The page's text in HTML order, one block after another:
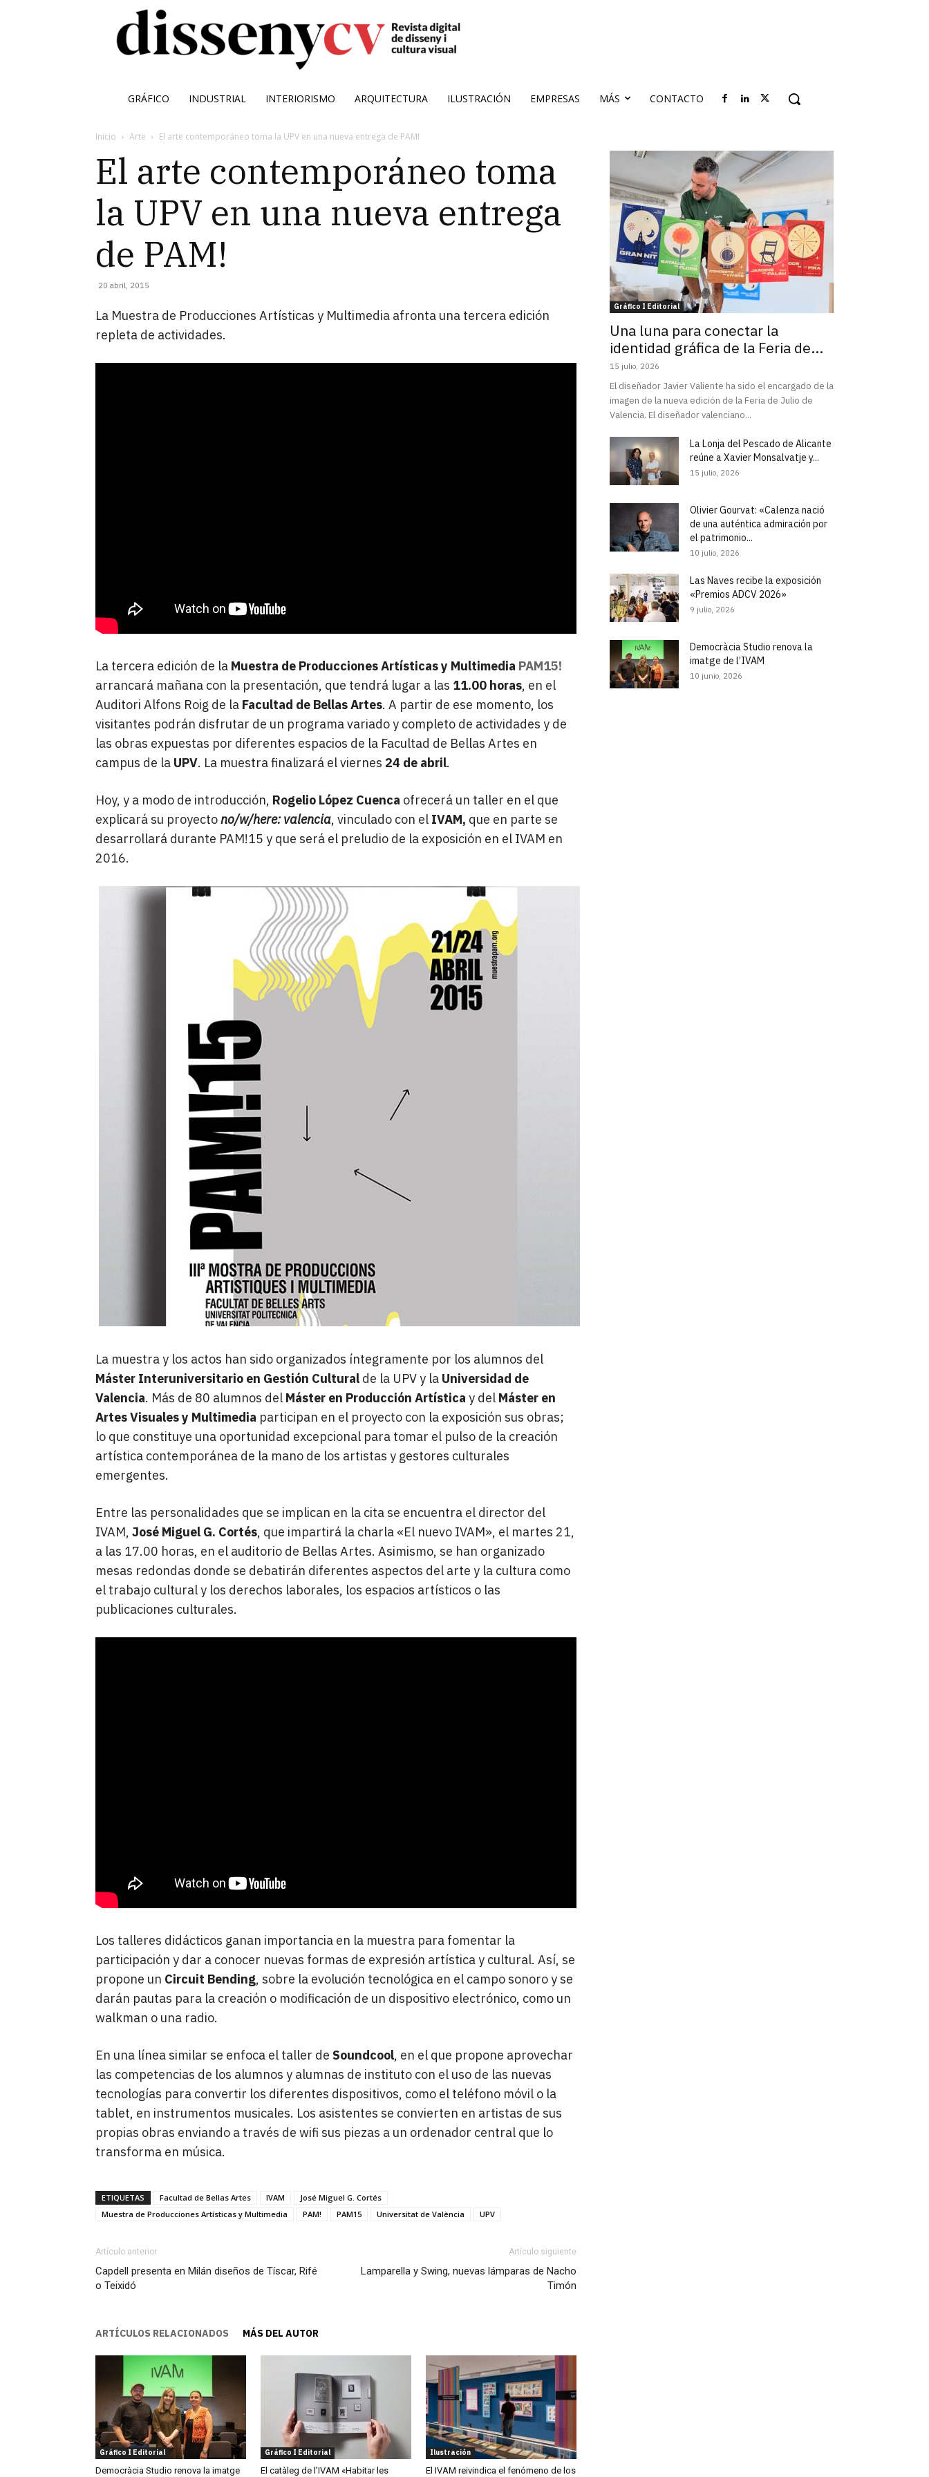
GRÁFICO INDUSTRIAL INTERIORISMO ARQUITECTURA ILUSTRACIÓN EMPRESAS MÁS CONTACTO
Inicio Arte El arte contemporáneo toma la UPV en una nueva entrega de PAM!
El arte contemporáneo toma
la UPV en una nueva entrega
de PAM!
20 abril, 2015
La Muestra de Producciones Artísticas y Multimedia afronta una tercera edición
repleta de actividades.
La tercera edición de la Muestra de Producciones Artísticas y Multimedia PAM15!
arrancará mañana con la presentación, que tendrá lugar a las 11.00 horas, en el
Auditori Alfons Roig de la Facultad de Bellas Artes. A partir de ese momento, los
visitantes podrán disfrutar de un programa variado y completo de actividades y de
las obras expuestas por diferentes espacios de la Facultad de Bellas Artes en
campus de la UPV. La muestra finalizará el viernes 24 de abril.
Hoy, y a modo de introducción, Rogelio López Cuenca ofrecerá un taller en el que
explicará su proyectono/w/here: valencia, vinculado con el IVAM, que en parte se
desarrollará durante PAM!15 y que será el preludio de la exposición en el IVAM en
2016.
La muestra y los actos han sido organizados íntegramente por los alumnos del
Máster Interuniversitario en Gestión Cultural de la UPV y la Universidad de
Valencia. Más de 80 alumnos del Máster en Producción Artística y del Máster en
Artes Visuales y Multimedia participan en el proyecto con la exposición sus obras;
lo que constituye una oportunidad excepcional para tomar el pulso de la creación
artística contemporánea de la mano de los artistas y gestores culturales
emergentes.
Entre las personalidades que se implican en la cita se encuentra el director del
IVAM, José Miguel G. Cortés, que impartirá la charla «El nuevo IVAM», el martes 21,
a las 17.00 horas, en el auditorio de Bellas Artes. Asimismo, se han organizado
mesas redondas donde se debatirán diferentes aspectos del arte y la cultura como
el trabajo cultural y los derechos laborales, los espacios artísticos o las
publicaciones culturales.
Los talleres didácticos ganan importancia en la muestra para fomentar la
participación y dar a conocer nuevas formas de expresión artística y cultural. Así, se
propone un Circuit Bending, sobre la evolución tecnológica en el campo sonoro y se
darán pautas para la creación o modificación de un dispositivo electrónico, como un
walkman o una radio.
En una línea similar se enfoca el taller de Soundcool, en el que propone aprovechar
las competencias de los alumnos y alumnas de instituto con el uso de las nuevas
tecnologías para convertir los diferentes dispositivos, como el teléfono móvil o la
tablet, en instrumentos musicales. Los asistentes se convierten en artistas de sus
propias obras enviando a través de wifi sus piezas a un ordenador central que lo
transforma en música.
ETIQUETAS Facultad de Bellas Artes IVAM
José Miguel G. Cortés
Muestra de Producciones Artísticas y Multimedia
PAM! PAM15 Universitat de València UPV
Artículo anterior
Capdell presenta en Milán diseños de Tíscar, Rifé
o Teixidó
Artículo siguiente
Lamparella y Swing, nuevas lámparas de Nacho
Timón
ARTÍCULOS RELACIONADOS MÁS DEL AUTOR
Gráfico I Editorial
Democràcia Studio renova la imatge
Gráfico I Editorial
El catàleg de l’IVAM «Habitar les
Ilustración
El IVAM reivindica el fenómeno de los
Gráfico I Editorial
Una luna para conectar la
identidad gráfica de la Feria de...
15 julio, 2026
El diseñador Javier Valiente ha sido el encargado de la
imagen de la nueva edición de la Feria de Julio de
Valencia. El diseñador valenciano...
La Lonja del Pescado de Alicante
reúne a Xavier Monsalvatje y...
15 julio, 2026
Olivier Gourvat: «Calenza nació
de una auténtica admiración por
el patrimonio...
10 julio, 2026
Las Naves recibe la exposición
«Premios ADCV 2026»
9 julio, 2026
Democràcia Studio renova la
imatge de l’IVAM
10 junio, 2026